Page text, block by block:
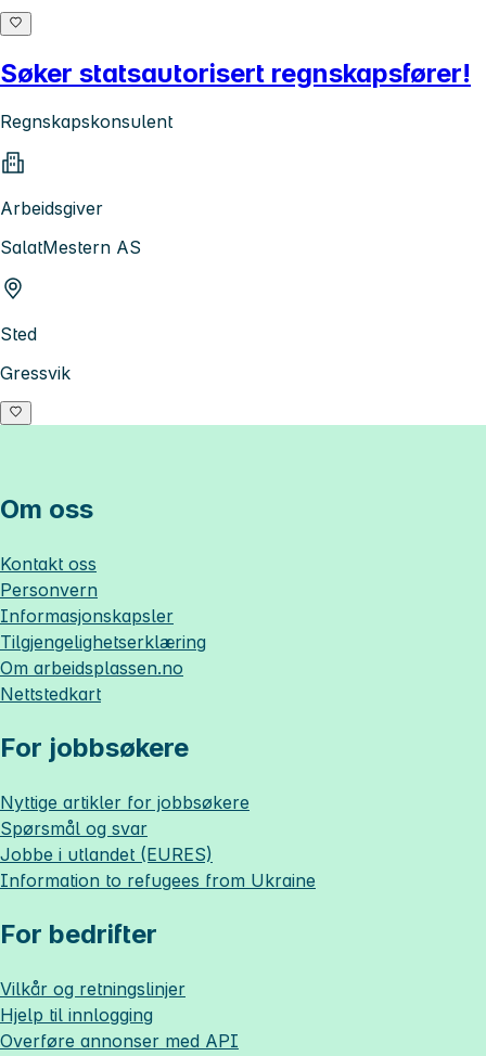
Søker statsautorisert regnskapsfører!
Regnskapskonsulent
Arbeidsgiver
SalatMestern AS
Sted
Gressvik
Om oss
Kontakt oss
Personvern
Informasjonskapsler
Tilgjengelighetserklæring
Om arbeidsplassen.no
Nettstedkart
For jobbsøkere
Nyttige artikler for jobbsøkere
Spørsmål og svar
Jobbe i utlandet (EURES)
Information to refugees from Ukraine
For bedrifter
Vilkår og retningslinjer
Hjelp til innlogging
Overføre annonser med API